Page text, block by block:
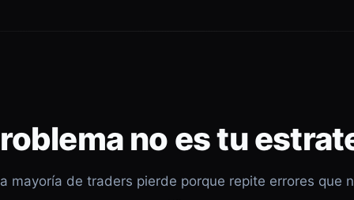
no es tu
mayoría de traders pierde porque repite errores que